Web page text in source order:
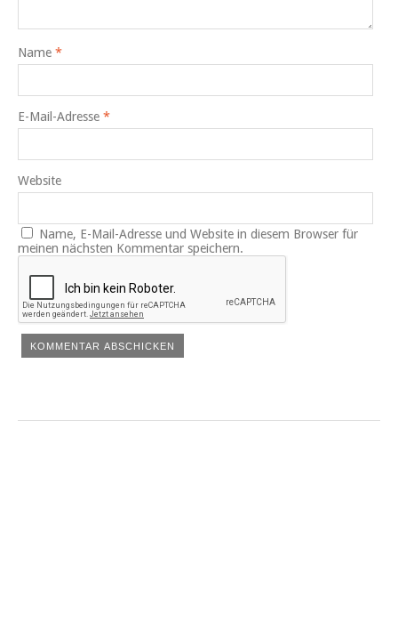
Name *
E-Mail-Adresse *
Website
Name, E-Mail-Adresse und Website in diesem Browser für
meinen nächsten Kommentar speichern.